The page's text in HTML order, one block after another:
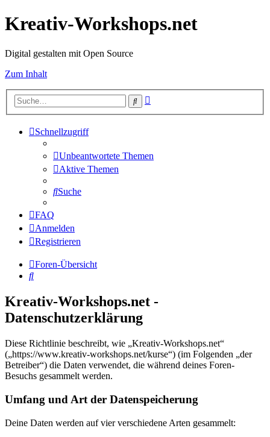
Kreativ-Workshops.net
Digital gestalten mit Open Source
Zum Inhalt
Suche
Schnellzugriff
Unbeantwortete Themen
Aktive Themen
Suche
FAQ
Anmelden
Registrieren
Foren-Übersicht
Suche
Kreativ-Workshops.net -
Datenschutzerklärung
Diese Richtlinie beschreibt, wie „Kreativ-Workshops.net“
(„https://www.kreativ-workshops.net/kurse“) (im Folgenden „der
Betreiber“) die Daten verwendet, die während deines Foren-
Besuchs gesammelt werden.
Umfang und Art der Datenspeicherung
Deine Daten werden auf vier verschiedene Arten gesammelt: